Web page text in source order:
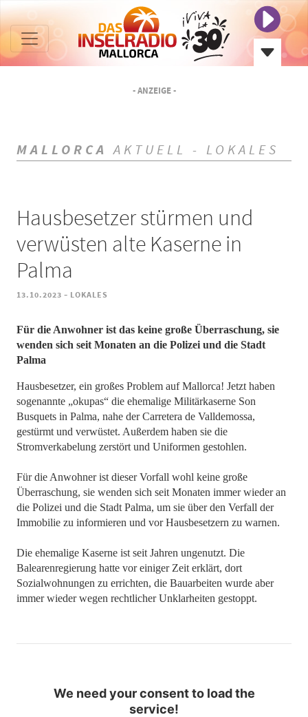
- ANZEIGE -
MALLORCA AKTUELL - LOKALES
Hausbesetzer stürmen und
verwüsten alte Kaserne in
Palma
13.10.2023 - LOKALES
Für die Anwohner ist das keine große Überraschung, sie
wenden sich seit Monaten an die Polizei und die Stadt
Palma
Hausbesetzer, ein großes Problem auf Mallorca! Jetzt haben
sogenannte „okupas“ die ehemalige Militärkaserne Son
Busquets in Palma, nahe der Carretera de Valldemossa,
gestürmt und verwüstet. Außerdem haben sie die
Stromverkabelung zerstört und Uniformen gestohlen.
Für die Anwohner ist dieser Vorfall wohl keine große
Überraschung, sie wenden sich seit Monaten immer wieder an
die Polizei und die Stadt Palma, um sie über den Verfall der
Immobilie zu informieren und vor Hausbesetzern zu warnen.
Die ehemalige Kaserne ist seit Jahren ungenutzt. Die
Balearenregierung hatte vor einiger Zeit erklärt, dort
Sozialwohnungen zu errichten, die Bauarbeiten wurde aber
immer wieder wegen rechtlicher Unklarheiten gestoppt.
We need your consent to load the
service!